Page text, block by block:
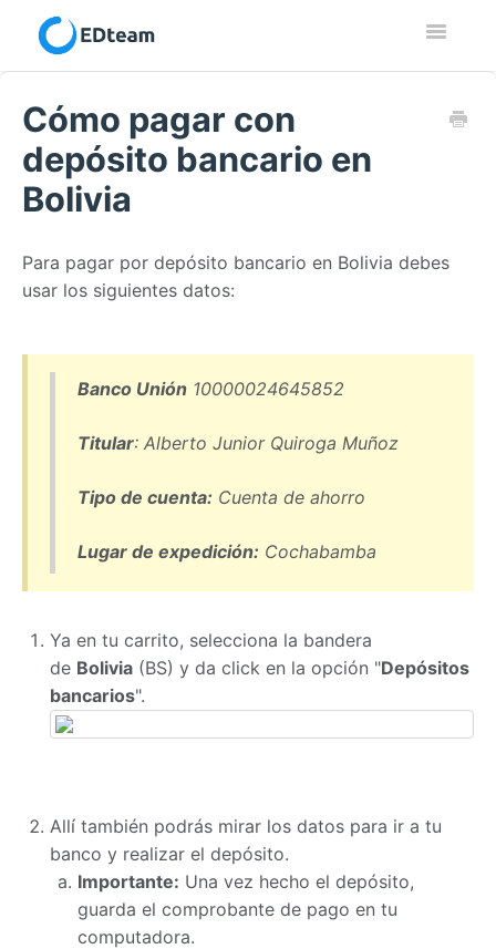
Toggle
Contacto
Cómo pagar con
depósito bancario en
Bolivia
Para pagar por depósito bancario en Bolivia debes
usar los siguientes datos:
Banco Unión 10000024645852
Titular: Alberto Junior Quiroga Muñoz
Tipo de cuenta: Cuenta de ahorro
Lugar de expedición: Cochabamba
Ya en tu carrito, selecciona la bandera
de Bolivia (BS) y da click en la opción "Depósitos
bancarios".
Allí también podrás mirar los datos para ir a tu
banco y realizar el depósito.
Importante: Una vez hecho el depósito,
guarda el comprobante de pago en tu
computadora.